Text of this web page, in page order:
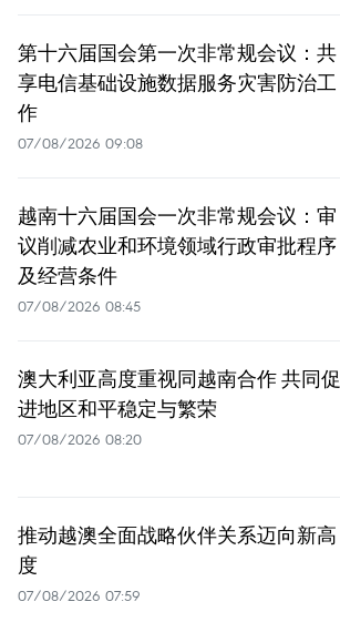
第十六届国会第一次非常规会议：共
享电信基础设施数据服务灾害防治工
作
07/08/2026 09:08
越南十六届国会一次非常规会议：审
议削减农业和环境领域行政审批程序
及经营条件
07/08/2026 08:45
澳大利亚高度重视同越南合作 共同促
进地区和平稳定与繁荣
07/08/2026 08:20
推动越澳全面战略伙伴关系迈向新高
度
07/08/2026 07:59